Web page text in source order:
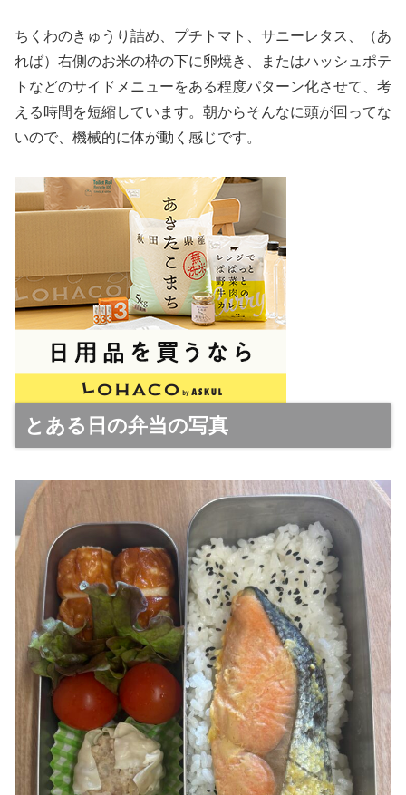
ちくわのきゅうり詰め、プチトマト、サニーレタス、（あ
れば）右側のお米の枠の下に卵焼き、またはハッシュポテ
トなどのサイドメニューをある程度パターン化させて、考
える時間を短縮しています。朝からそんなに頭が回ってな
いので、機械的に体が動く感じです。
とある日の弁当の写真